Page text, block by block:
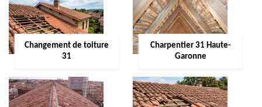
Changement de toiture
31
Charpentier 31 Haute-
Garonne